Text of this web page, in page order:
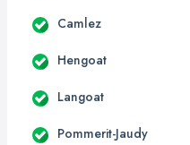
Camlez
Hengoat
Langoat
Pommerit-Jaudy